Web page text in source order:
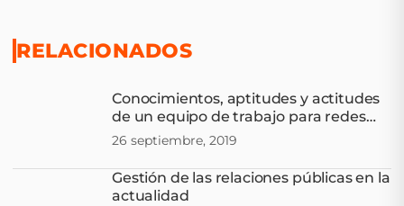
RELACIONADOS
Conocimientos, aptitudes y actitudes
de un equipo de trabajo para redes
sociales
26 septiembre, 2019
Gestión de las relaciones públicas en la
actualidad